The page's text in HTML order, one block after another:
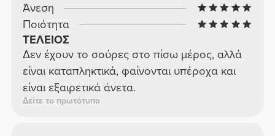
Άνεση
Ποιότητα
ΤΕΛΕΙΟΣ
Δεν έχουν το σούρες στο πίσω μέρος, αλλά
είναι καταπληκτικά, φαίνονται υπέροχα και
είναι εξαιρετικά άνετα.
Δείτε το πρωτότυπο